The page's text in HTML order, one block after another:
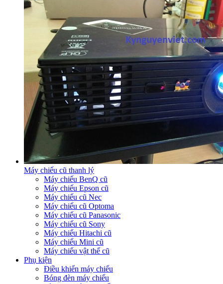
Máy chiếu cũ thanh lý
Máy chiếu BenQ cũ
Máy chiếu Epson cũ
Máy chiếu cũ Nec
Máy chiếu cũ Optoma
Máy chiếu cũ Panasonic
Máy chiếu cũ Sony
Máy chiếu Hitachi cũ
Máy chiếu Mini cũ
Máy chiếu vật thể cũ
Phụ kiện
Điều khiển máy chiếu
Bóng đèn máy chiếu